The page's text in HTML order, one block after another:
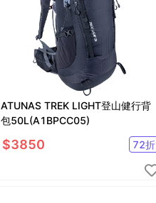
ATUNAS TREK LIGHT登山健行背
包50L(A1BPCC05)
$3850 72折